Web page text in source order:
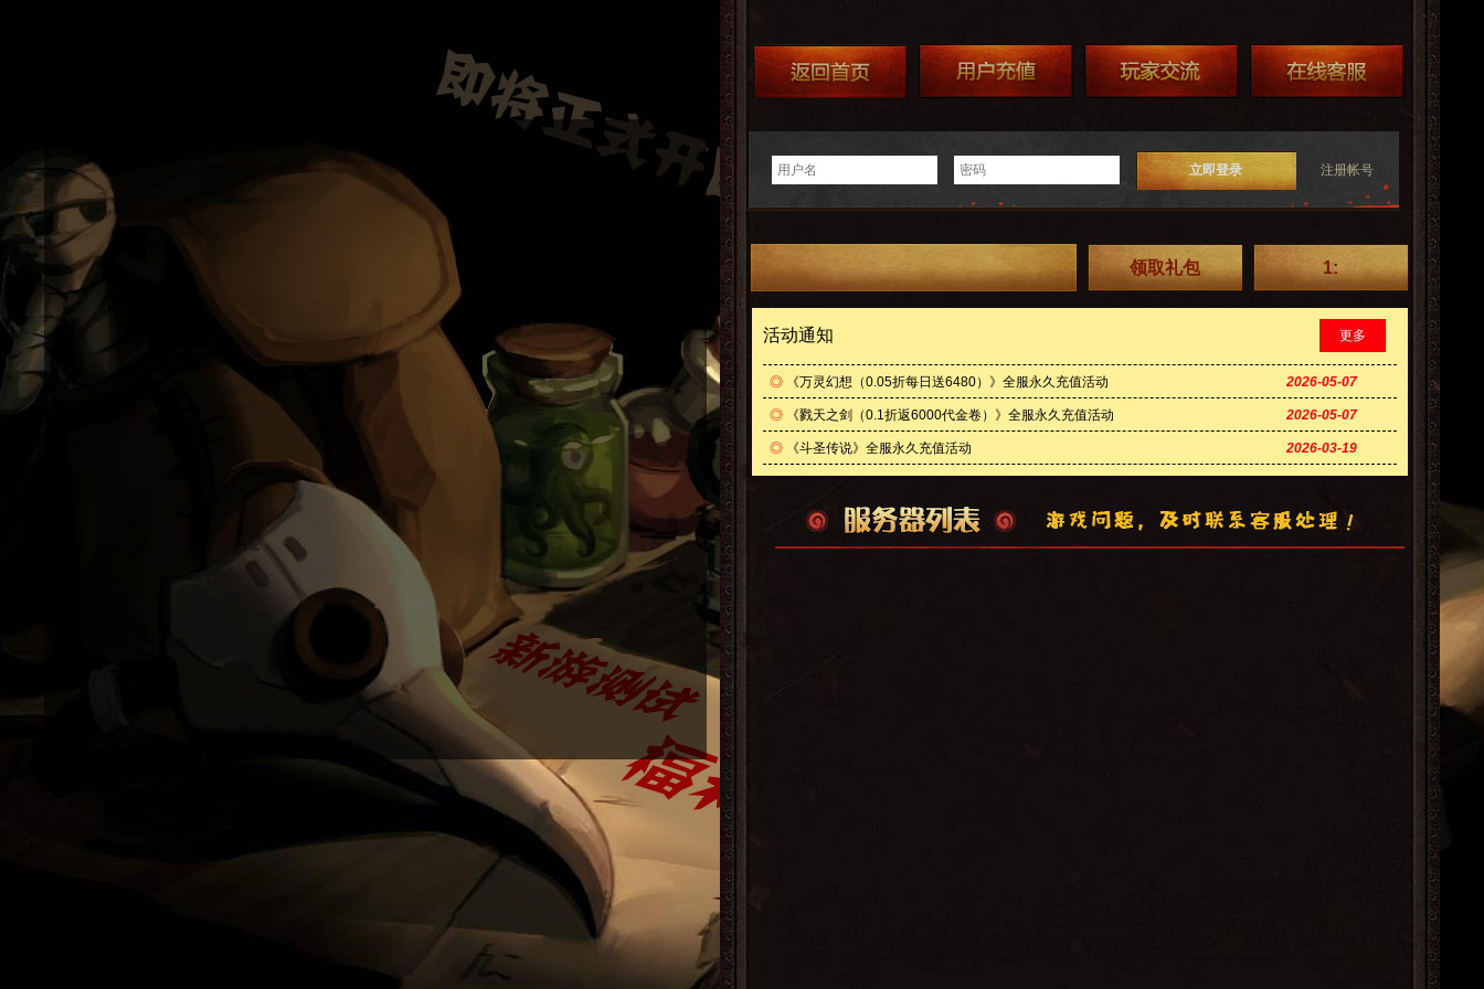
立即登录 注册帐号
领取礼包 1:
活动通知 更多
◎《万灵幻想（0.05折每日送6480）》全服永久充值活动 2026-05-07
◎《戮天之剑（0.1折返6000代金卷）》全服永久充值活动 2026-05-07
◎《斗圣传说》全服永久充值活动 2026-03-19